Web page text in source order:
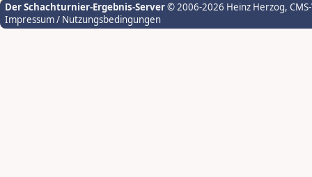
Der Schachturnier-Ergebnis-Server© 2006-2026 Heinz Herzog,
Impressum / Nutzungsbedingungen